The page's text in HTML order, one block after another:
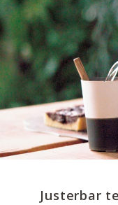
Justerbar